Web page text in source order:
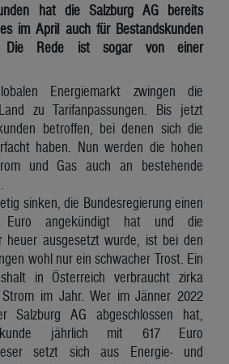
hat die Salzburg AG bereits
im April auch für Bestandskunden
Die Rede ist sogar von einer
Energiemarkt zwingen die
zu Tarifanpassungen. Bis jetzt
betroffen, bei denen sich die
haben. Nun werden die hohen
und Gas auch an bestehende
sinken, die Bundesregierung einen
angekündigt hat und die
heuer ausgesetzt wurde, ist bei den
wohl nur ein schwacher Trost. Ein
in Österreich verbraucht zirka
im Jahr. Wer im Jänner 2022
Salzburg AG abgeschlossen hat,
jährlich mit 617 Euro
setzt sich aus Energie- und